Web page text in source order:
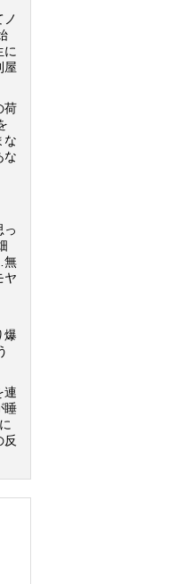
に
屋
荷
な
な
っ
無
ヤ
爆
連
睡
反